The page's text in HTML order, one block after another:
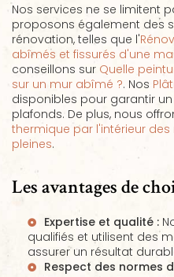
Nos services ne se limitent
proposons également des
rénovation, telles que l'
abîmés et fissurés d'une
conseillons sur Quelle
sur un mur abîmé ?. Nos
disponibles pour garantir
plafonds. De plus, nous
thermique par l'intérieur
pleines.
Les avantages de
Expertise et qualité :
qualifiés et utilisent des
assurer un résultat
Respect des normes